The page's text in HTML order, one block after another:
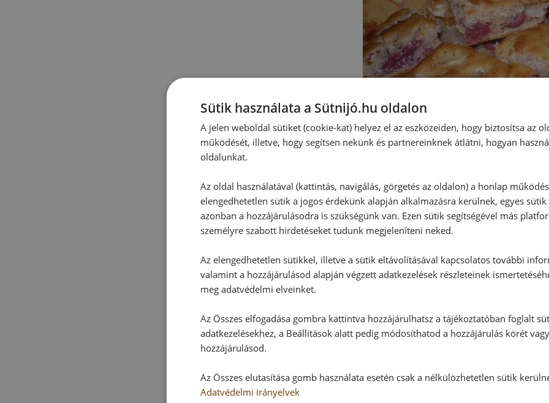
Hozzászólások
Ehhez a recepthez még nem
Hozzászólás írása
Sütik használata a Sütnijó.hu oldalon
A jelen weboldal sütiket (cookie-kat) helyez el az eszközeiden, hogy biztosítsa az
működését, illetve, hogy segítsen nekünk és partnereinknek átlátni, hogyan
oldalunkat.
Az oldal használatával (kattintás, navigálás, görgetés az oldalon) a honlap
elengedhetetlen sütik a jogos érdekünk alapján alkalmazásra kerülnek, egyes
azonban a hozzájárulásodra is szükségünk van. Ezen sütik segítségével más
személyre szabott hirdetéseket tudunk megjeleníteni neked.
Az elengedhetetlen sütikkel, illetve a sütik eltávolításával kapcsolatos további
valamint a hozzájárulásod alapján végzett adatkezelések részleteinek
meg adatvédelmi elveinket.
Az Összes elfogadása gombra kattintva hozzájárulhatsz a tájékoztatóban foglalt
adatkezelésekhez, a Beállítások alatt pedig módosíthatod a hozzájárulás körét
hozzájárulásod.
Az Összes elutasítása gomb használata esetén csak a nélkülözhetetlen sütik
Adatvédelmi irányelvek